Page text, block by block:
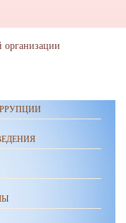
организации